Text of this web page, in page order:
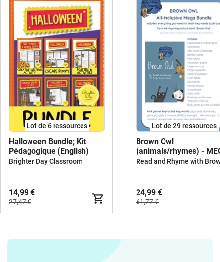
Lot de 6 ressources
Halloween Bundle; Kit
Pédagogique (English)
Brighter Day Classroom
14,99 €
27,47 €
Lot de 29 ressources
Brown Owl
(animals/rhymes) -
BUNDLE
24,99 €
61,77 €